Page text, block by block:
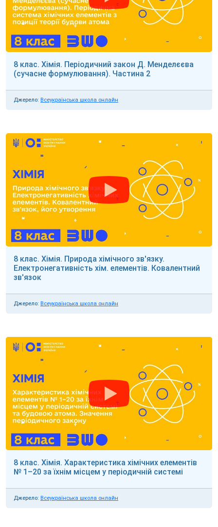
8 клас. Хімія. Періодичний закон Д. Менделєєва
(сучасне формулювання). Частина 2
Джерело: Всеукраїнська школа онлайн
8 клас. Хімія. Природа хімічного зв'язку.
Електронегативність хім. елементів. Ковалентний
зв'язок
Джерело: Всеукраїнська школа онлайн
8 клас. Хімія. Характеристика хімічних елементів
№ 1–20 за їхнім місцем у періодичній системі
Джерело: Всеукраїнська школа онлайн